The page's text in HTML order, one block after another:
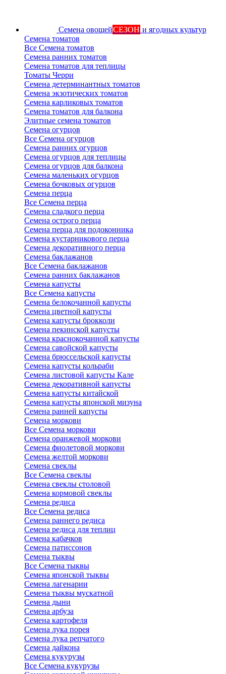
Семена овощейСЕЗОН и ягодных культур
Семена томатов
Все Семена томатов
Семена ранних томатов
Семена томатов для теплицы
Томаты Черри
Семена детерминантных томатов
Семена экзотических томатов
Семена карликовых томатов
Семена томатов для балкона
Элитные семена томатов
Семена огурцов
Все Семена огурцов
Семена ранних огурцов
Семена огурцов для теплицы
Семена огурцов для балкона
Семена маленьких огурцов
Семена бочковых огурцов
Семена перца
Все Семена перца
Семена сладкого перца
Семена острого перца
Семена перца для подоконника
Семена кустарникового перца
Семена декоративного перца
Семена баклажанов
Все Семена баклажанов
Семена ранних баклажанов
Семена капусты
Все Семена капусты
Семена белокочанной капусты
Семена цветной капусты
Семена капусты брокколи
Семена пекинской капусты
Семена краснокочанной капусты
Семена савойской капусты
Семена брюссельской капусты
Семена капусты кольраби
Семена листовой капусты Кале
Семена декоративной капусты
Семена капусты китайской
Семена капусты японской мизуна
Семена ранней капусты
Семена моркови
Все Семена моркови
Семена оранжевой моркови
Семена фиолетовой моркови
Семена желтой моркови
Семена свеклы
Все Семена свеклы
Семена свеклы столовой
Семена кормовой свеклы
Семена редиса
Все Семена редиса
Семена раннего редиса
Семена редиса для теплиц
Семена кабачков
Семена патиссонов
Семена тыквы
Все Семена тыквы
Семена японской тыквы
Семена лагенарии
Семена тыквы мускатной
Семена дыни
Семена арбуза
Семена картофеля
Семена лука порея
Семена лука репчатого
Семена дайкона
Семена кукурузы
Все Семена кукурузы